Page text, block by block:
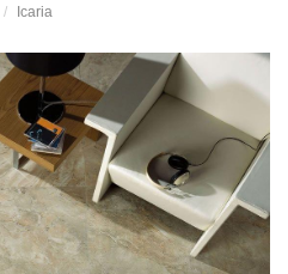
Icaria